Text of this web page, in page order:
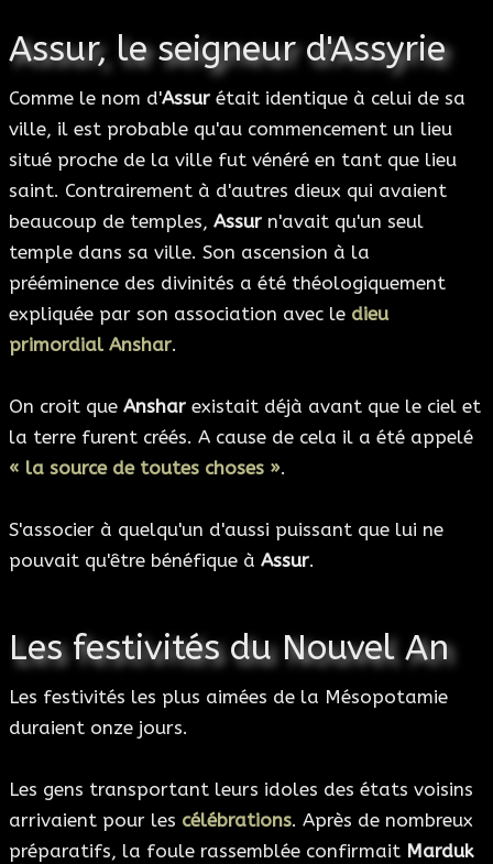
Assur, le seigneur d'Assyrie
Comme le nom d'Assur était identique à celui de sa
ville, il est probable qu'au commencement un lieu
situé proche de la ville fut vénéré en tant que lieu
saint. Contrairement à d'autres dieux qui avaient
beaucoup de temples, Assur n'avait qu'un seul
temple dans sa ville. Son ascension à la
prééminence des divinités a été théologiquement
expliquée par son association avec le dieu
primordial Anshar.
On croit que Anshar existait déjà avant que le ciel et
la terre furent créés. A cause de cela il a été appelé
« la source de toutes choses ».
S'associer à quelqu'un d'aussi puissant que lui ne
pouvait qu'être bénéfique à Assur.
Les festivités du Nouvel An
Les festivités les plus aimées de la Mésopotamie
duraient onze jours.
Les gens transportant leurs idoles des états voisins
arrivaient pour les célébrations. Après de nombreux
préparatifs, la foule rassemblée confirmait Marduk